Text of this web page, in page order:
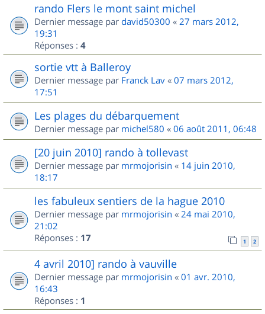
rando Flers le mont saint michel
Dernier message par david50300 « 27 mars 2012,
19:31
Réponses : 4
sortie vtt à Balleroy
Dernier message par Franck Lav « 07 mars 2012,
17:51
Les plages du débarquement
Dernier message par michel580 « 06 août 2011, 06:48
[20 juin 2010] rando à tollevast
Dernier message par mrmojorisin « 14 juin 2010,
18:17
les fabuleux sentiers de la hague 2010
Dernier message par mrmojorisin « 24 mai 2010,
21:02
Réponses : 17 1 2
4 avril 2010] rando à vauville
Dernier message par mrmojorisin « 01 avr. 2010,
16:43
Réponses : 1